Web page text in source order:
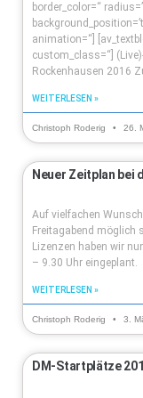
border_color=“
animation=“]
custom_class=“]
Rockenhausen 2016
WEITERLESEN »
Christoph Roderig 26.
Neuer Zeitplan bei
Auf vielfachen
Freitagabend möglich
Lizenzen haben wir
– 9.30 Uhr eingeplant.
WEITERLESEN »
Christoph Roderig 3.
DM-Startplätze